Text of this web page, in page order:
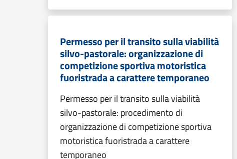
Permesso per il transito sulla viabilità
silvo-pastorale: organizzazione di
competizione sportiva motoristica
fuoristrada a carattere temporaneo
Permesso per il transito sulla viabilità
silvo-pastorale: procedimento di
organizzazione di competizione sportiva
motoristica fuoristrada a carattere
temporaneo